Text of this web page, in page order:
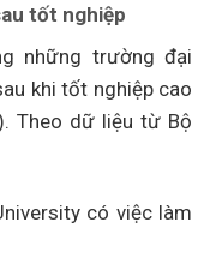
tốt nghiệp
những trường đại
khi tốt nghiệp cao
Theo dữ liệu từ Bộ
có việc làm